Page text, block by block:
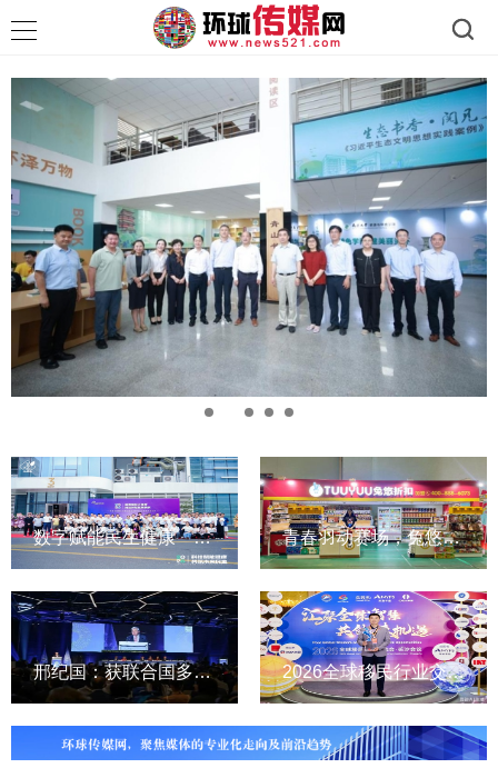
数字赋能民生健康 晓健未来...
邢纪国：获联合国多边气候合...
青春羽动赛场，兔悠诠释民生...
2026全球移民行业交流会长沙...